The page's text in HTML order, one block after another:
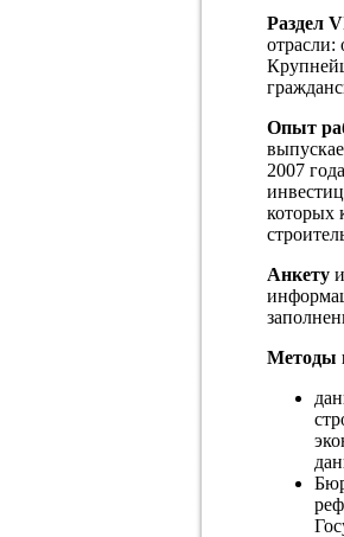
Раздел
отрасли:
Опыт
2007
которых
Анкету
Методы